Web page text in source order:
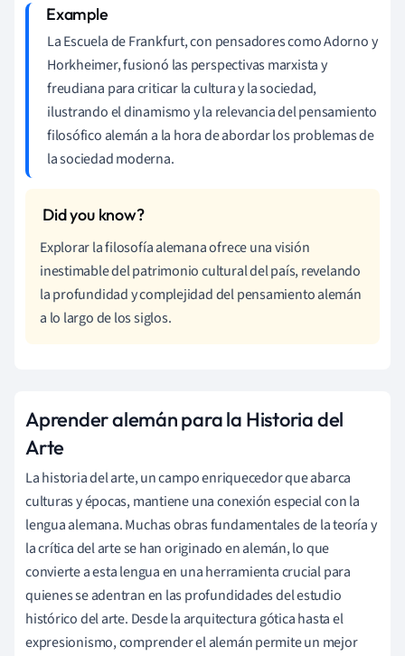
La Escuela de Frankfurt, con pensadores como Adorno y
Horkheimer, fusionó las perspectivas marxista y
freudiana para criticar la cultura y la sociedad,
ilustrando el dinamismo y la relevancia del pensamiento
filosófico alemán a la hora de abordar los problemas de
la sociedad moderna.
Explorar la filosofía alemana ofrece una visión
inestimable del patrimonio cultural del país, revelando
la profundidad y complejidad del pensamiento alemán
a lo largo de los siglos.
Aprender alemán para la Historia del
Arte
La historia del arte, un campo enriquecedor que abarca
culturas y épocas, mantiene una conexión especial con la
lengua alemana. Muchas obras fundamentales de la teoría y
la crítica del arte se han originado en alemán, lo que
convierte a esta lengua en una herramienta crucial para
quienes se adentran en las profundidades del estudio
histórico del arte. Desde la arquitectura gótica hasta el
expresionismo, comprender el alemán permite un mejor